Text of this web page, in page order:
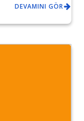
DEVAMINI GÖR